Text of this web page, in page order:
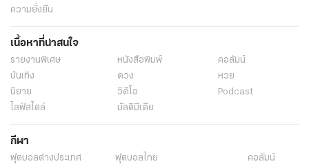
ความยั่งยืน
เนื้อหาที่น่าสนใจ
รายงานพิเศษ หนังสือพิมพ์
คอลัมน์
บันเทิง
ดวง
หวย
นิยาย
วิดีโอ
Podcast
ไลฟ์สไตล์
มัลติมีเดีย
กีฬา
ฟุตบอลต่่างประเทศ ฟุตบอลไทย
คอลัมน์